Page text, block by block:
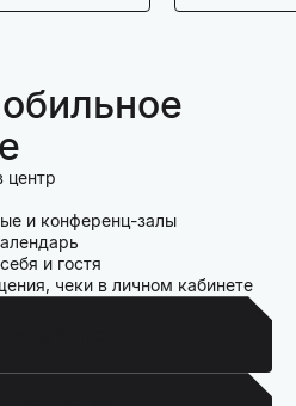
центр
и конференц-залы
и гостя
чеки в личном кабинете